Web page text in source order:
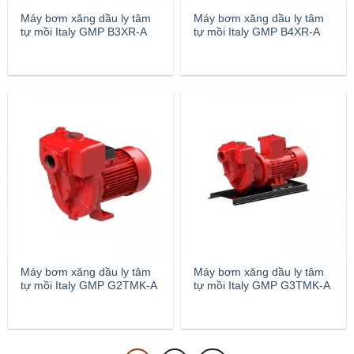
Máy bơm xăng dầu ly tâm
tự mồi Italy GMP B3XR-A
Máy bơm xăng dầu ly tâm
tự mồi Italy GMP B4XR-A
Máy bơm xăng dầu ly tâm
tự mồi Italy GMP G2TMK-A
Máy bơm xăng dầu ly tâm
tự mồi Italy GMP G3TMK-A